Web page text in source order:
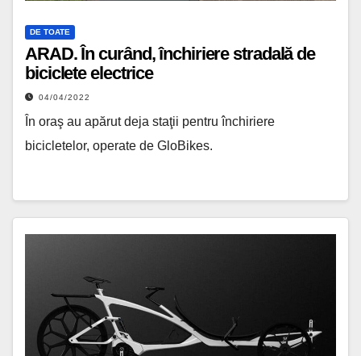
DE TOATE
ARAD. În curând, închiriere stradală de
biciclete electrice
04/04/2022
În oraş au apărut deja staţii pentru închiriere
bicicletelor, operate de GloBikes.